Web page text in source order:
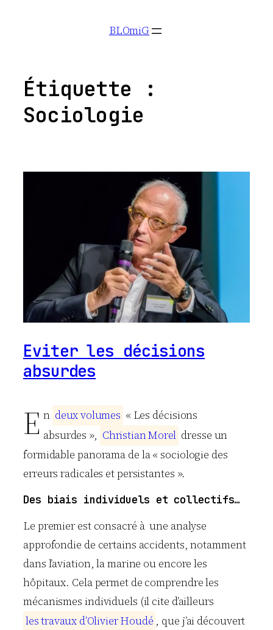
BLOmiG
Étiquette :
Sociologie
Eviter les décisions
absurdes
E n deuxvolumes « Les décisions
absurdes », ChristianMorel dresse un
formidable panorama de la « sociologie des
erreurs radicales et persistantes ».
Des biais individuels et collectifs…
Le premier est consacré à une analyse
approfondie de certains accidents, notamment
dans l’aviation, la marine ou encore les
hôpitaux. Cela permet de comprendre les
mécanismes individuels (il cite d’ailleurs
lestravaux d’OlivierHoudé , que j’ai découvert